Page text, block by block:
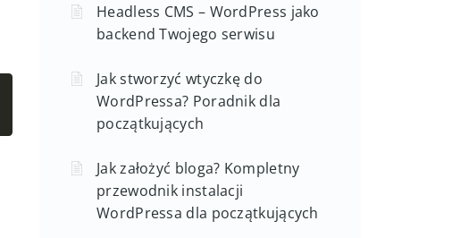
Headless CMS – WordPress jako
backend Twojego serwisu
Jak stworzyć wtyczkę do
WordPressa? Poradnik dla
początkujących
Jak założyć bloga? Kompletny
przewodnik instalacji
WordPressa dla początkujących